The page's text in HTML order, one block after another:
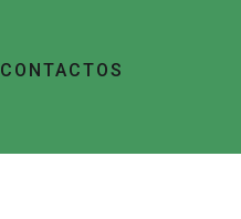
CONTACTOS